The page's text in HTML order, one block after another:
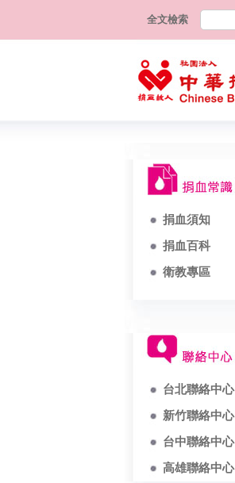
全文檢索
捐血須知
捐血百科
衛教專區
台北聯絡中心
新竹聯絡中心
台中聯絡中心
高雄聯絡中心